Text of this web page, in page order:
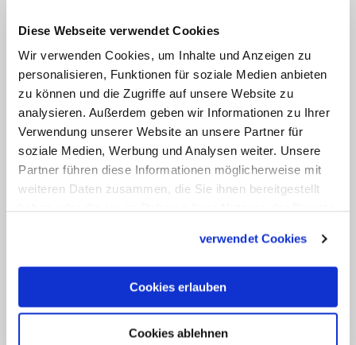
Diese Webseite verwendet Cookies
Wir verwenden Cookies, um Inhalte und Anzeigen zu
personalisieren, Funktionen für soziale Medien anbieten
zu können und die Zugriffe auf unsere Website zu
analysieren. Außerdem geben wir Informationen zu Ihrer
Verwendung unserer Website an unsere Partner für
soziale Medien, Werbung und Analysen weiter. Unsere
Partner führen diese Informationen möglicherweise mit
weiteren Daten zusammen, die Sie ihnen bereitgestellt
verwendet Cookies
Cookies erlauben
Cookies ablehnen
berücksichtigen konnte. So sieht das
Freiburger Dekret noch vor, dass die
bisher für vorkonziliare Feiern
vorgesehenen Pfarrkirchen weiterhin
genutzt werden können. Außerdem
wurde dort noch davon ausgegangen,
dass sich die Neuregelungen des Papstes
nur auf die Heilige Messe, nicht aber die
Sakramentalien beziehe. Auf Anfrage von
katholisch.de teilte ein Sprecher des
Erzbistums im Dezember mit, dass eine
Reaktion auf die verschärften Regeln der
Gottesdienstkongregation seitens der